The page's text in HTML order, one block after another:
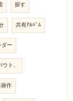
探す
共有ｱﾙﾊﾞﾑ
ー
ト、
作